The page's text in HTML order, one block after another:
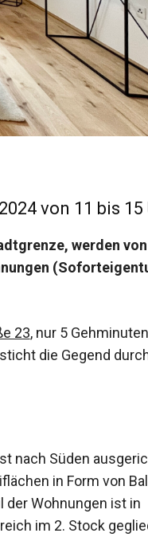
von 11 bis 15
werden
23, nur 5
die Gegend
nach Süden
in Form von
der Wohnungen ist in
im 2. Stock